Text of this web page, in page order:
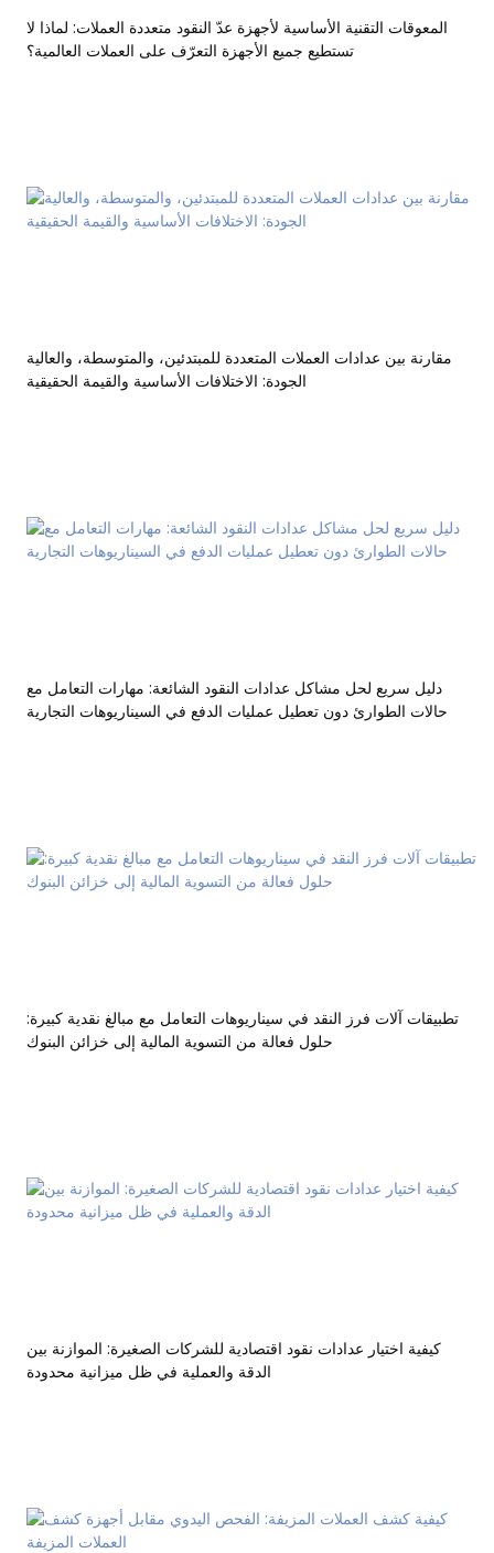
المعوقات التقنية الأساسية لأجهزة عدّ النقود متعددة العملات: لماذا لا
تستطيع جميع الأجهزة التعرّف على العملات العالمية؟
مقارنة بين عدادات العملات المتعددة للمبتدئين، والمتوسطة، والعالية
الجودة: الاختلافات الأساسية والقيمة الحقيقية
دليل سريع لحل مشاكل عدادات النقود الشائعة: مهارات التعامل مع
حالات الطوارئ دون تعطيل عمليات الدفع في السيناريوهات التجارية
تطبيقات آلات فرز النقد في سيناريوهات التعامل مع مبالغ نقدية كبيرة:
حلول فعالة من التسوية المالية إلى خزائن البنوك
كيفية اختيار عدادات نقود اقتصادية للشركات الصغيرة: الموازنة بين
الدقة والعملية في ظل ميزانية محدودة